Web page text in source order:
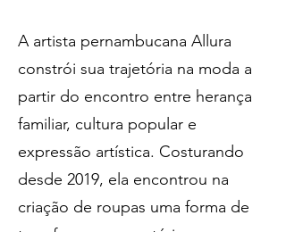
A artista pernambucana Allura
constrói sua trajetória na moda a
partir do encontro entre herança
familiar, cultura popular e
expressão artística. Costurando
desde 2019, ela encontrou na
criação de roupas uma forma de